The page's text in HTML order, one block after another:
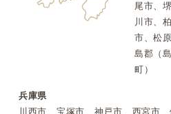
尾市、
川市、
市、松
島郡（
町）
兵庫県
川西市、宝塚市、神戸市、西宮市